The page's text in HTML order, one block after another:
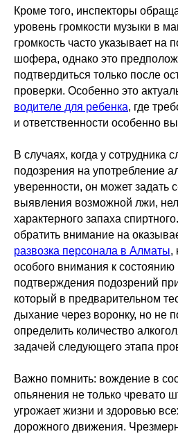
Кроме того, инспекторы
уровень громкости музыки в
громкость часто указывает на
шофера, однако это
подтвердиться только после
проверки. Особенно это
водителе для ребенка, где
и ответственности особенно
В случаях, когда у сотрудника
подозрения на употребление
уверенности, он может задать
выявления возможной лжи,
характерного запаха
обратить внимание на
развозка персонала в Алматы,
особого внимания к состоянию
подтверждения подозрений
который в предварительном
дыхание через воронку, но не
определить количество
задачей следующего этапа
Важно помнить: вождение в
опьянения не только чревато
угрожает жизни и здоровью
дорожного движения.